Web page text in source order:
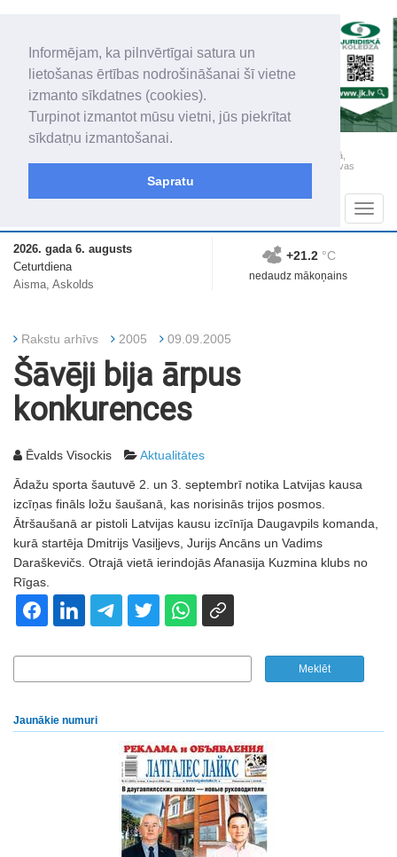
Informējam, ka pilnvērtīgai satura un
lietošanas ērtības nodrošināšanai šī vietne
izmanto sīkdatnes (cookies).
Turpinot izmantot mūsu vietni, jūs piekrītat
sīkdatņu izmantošanai.
Sapratu
„Latgales Laiks” iznāk latviešu un krievu valodās visā Dienvidlatgalē un Sēlijā,
„Latgales Laiks” latviešu valodā aptver Daugavpils valstspilsētu, Augšdaugavas
novadu un apkārtējos novadus un pilsētas.
2026. gada 6. augusts
Ceturtdiena
Aisma, Askolds
+21.2 °C
nedaudz mākoņains
Rakstu arhīvs 2005 09.09.2005
Šāvēji bija ārpus
konkurences
Ēvalds Visockis Aktualitātes
Ādažu sporta šautuvē 2. un 3. septembrī notika Latvijas kausa
izcīņas fināls ložu šaušanā, kas norisinās trijos posmos.
Ātršaušanā ar pistoli Latvijas kausu izcīnīja Daugavpils komanda,
kurā startēja Dmitrijs Vasiļjevs, Jurijs Ancāns un Vadims
Daraškevičs. Otrajā vietā ierindojās Afanasija Kuzmina klubs no
Rīgas.
Jaunākie numuri